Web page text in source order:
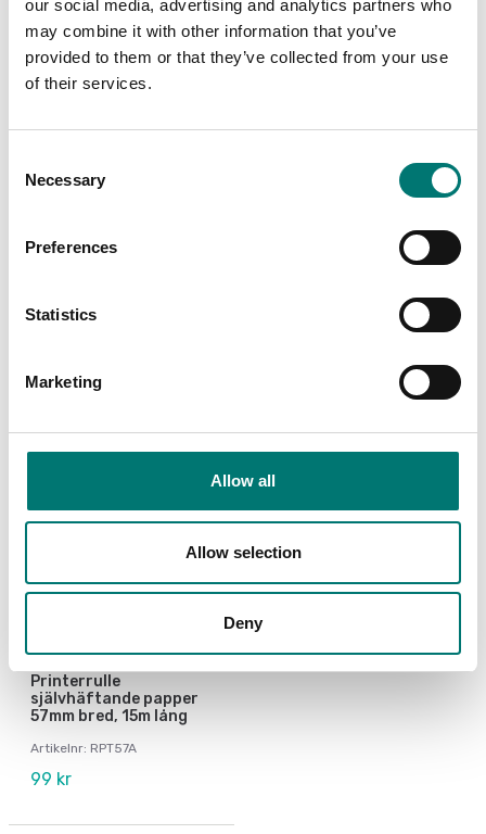
our social media, advertising and analytics partners who
may combine it with other information that you’ve
provided to them or that they’ve collected from your use
of their services.
Selection
Necessary
Preferences
Statistics
Marketing
Allow all
Allow selection
Deny
Mjukvara (app) för
Artikelnr: ScaleAPP
Plattjärn att lägga
Artikelnr: WB-Plattjärn
Etiketter
Printerrulle
självhäftande papper
57mm bred, 15m lång
Artikelnr: RPT57A
99 kr